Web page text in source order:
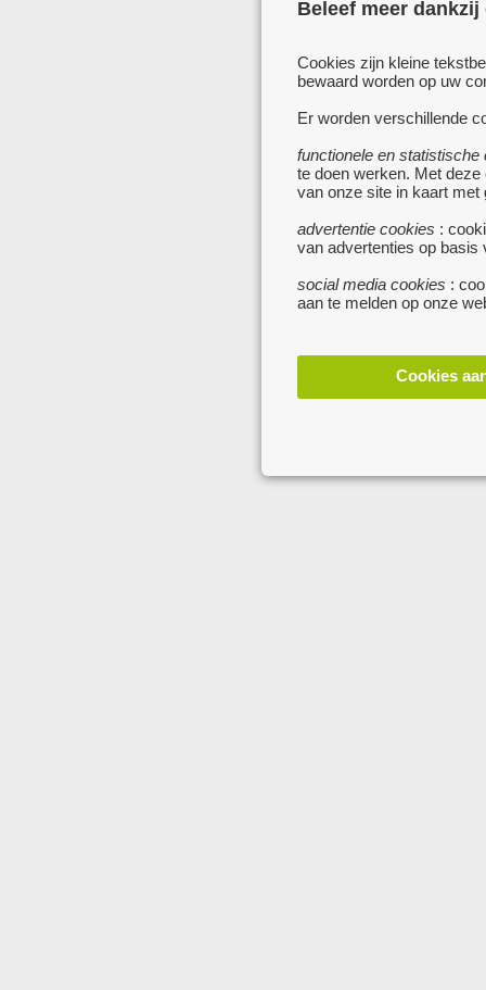
Beleef meer
Cookies zijn kleine
bewaard worden op uw
Er worden verschillende
functionele en statistische
te doen werken. Met
van onze site in kaart met
advertentie cookies :
van advertenties op basis
social media cookies :
aan te melden op onze
Cookies